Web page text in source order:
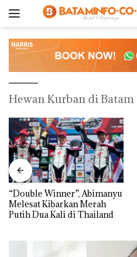
Hewan Kurban di Batam
“Double Winner”, Abimanyu
Melesat Kibarkan Merah
Putih Dua Kali di Thailand